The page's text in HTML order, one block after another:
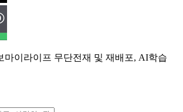
이라이프 무단전재 및 재배포, AI학습